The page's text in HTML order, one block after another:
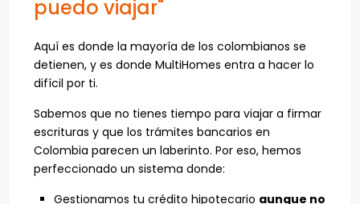
puedo viajar"
Aquí es donde la mayoría de los colombianos se
detienen, y es donde MultiHomes entra a hacer lo
difícil por ti.
Sabemos que no tienes tiempo para viajar a firmar
escrituras y que los trámites bancarios en
Colombia parecen un laberinto. Por eso, hemos
perfeccionado un sistema donde:
Gestionamos tu crédito hipotecario aunque no